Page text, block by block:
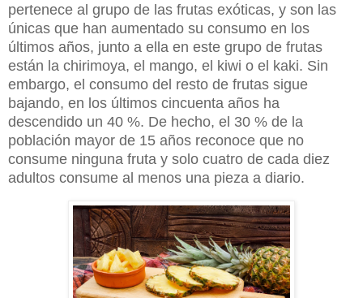
pertenece al grupo de las frutas exóticas, y son las
únicas que han aumentado su consumo en los
últimos años, junto a ella en este grupo de frutas
están la chirimoya, el mango, el kiwi o el kaki. Sin
embargo, el consumo del resto de frutas sigue
bajando, en los últimos cincuenta años ha
descendido un 40 %. De hecho, el 30 % de la
población mayor de 15 años reconoce que no
consume ninguna fruta y solo cuatro de cada diez
adultos consume al menos una pieza a diario.